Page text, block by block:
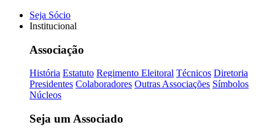
Seja Sócio
Institucional
Associação
História Estatuto Regimento Eleitoral Técnicos Diretoria
Presidentes Colaboradores Outras Associações Símbolos
Núcleos
Seja um Associado